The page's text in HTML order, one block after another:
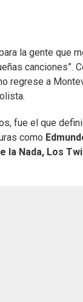
la gente que
canciones”.
regrese a
fue el que
como
la Nada, Los